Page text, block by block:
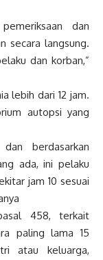
dan
secara langsung.
dan korban,”
lebih dari 12 jam.
autopsi yang
berdasarkan
ada, ini pelaku
jam 10 sesuai
458, terkait
paling lama 15
atau keluarga,